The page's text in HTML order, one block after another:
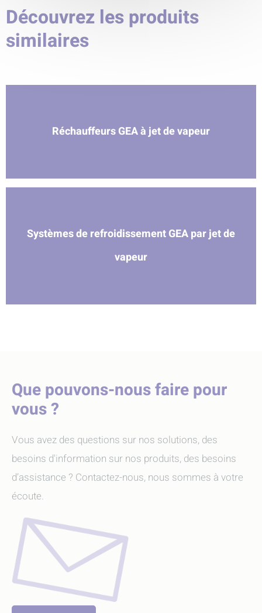
Découvrez les produits
similaires
Réchauffeurs GEA à jet de vapeur
Systèmes de refroidissement GEA par jet de
vapeur
Que pouvons-nous faire pour
vous ?
Vous avez des questions sur nos solutions, des
besoins d'information sur nos produits, des besoins
d’assistance ? Contactez-nous, nous sommes à votre
écoute.